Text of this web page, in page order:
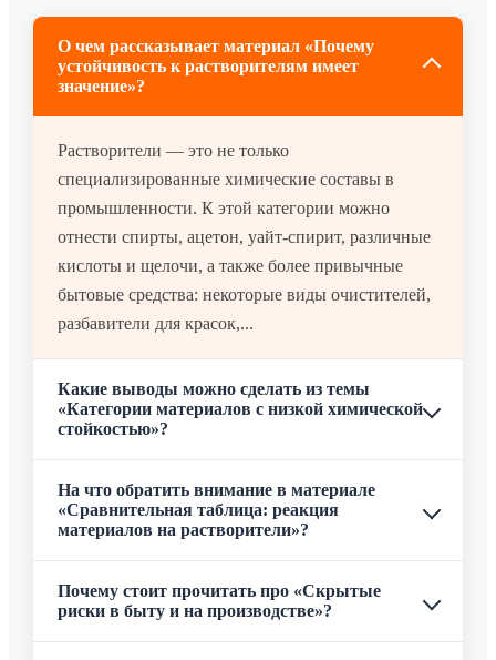
О чем рассказывает материал «Почему
устойчивость к растворителям имеет
значение»?
Растворители — это не только
специализированные химические составы в
промышленности. К этой категории можно
отнести спирты, ацетон, уайт-спирит, различные
кислоты и щелочи, а также более привычные
бытовые средства: некоторые виды очистителей,
разбавители для красок,...
Какие выводы можно сделать из темы
«Категории материалов с низкой химической
стойкостью»?
На что обратить внимание в материале
«Сравнительная таблица: реакция
материалов на растворители»?
Почему стоит прочитать про «Скрытые
риски в быту и на производстве»?